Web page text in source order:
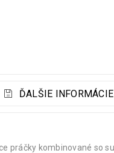
ĎALŠIE INFORMÁCIE